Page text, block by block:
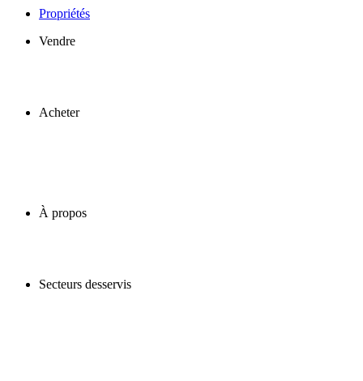
Propriétés
Vendre
Acheter
À propos
Secteurs desservis